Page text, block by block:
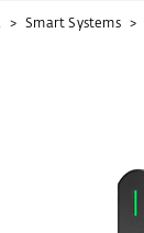
Smart Systems